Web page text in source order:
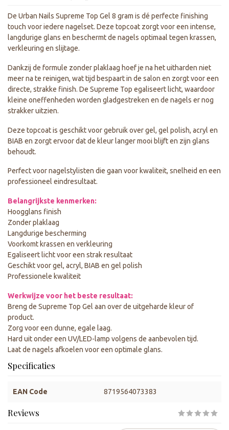
De Urban Nails Supreme Top Gel 8 gram is dé perfecte finishing
touch voor iedere nagelset. Deze topcoat zorgt voor een intense,
langdurige glans en beschermt de nagels optimaal tegen krassen,
verkleuring en slijtage.
Dankzij de formule zonder plaklaag hoef je na het uitharden niet
meer na te reinigen, wat tijd bespaart in de salon en zorgt voor een
directe, strakke finish. De Supreme Top egaliseert licht, waardoor
kleine oneffenheden worden gladgestreken en de nagels er nog
strakker uitzien.
Deze topcoat is geschikt voor gebruik over gel, gel polish, acryl en
BIAB en zorgt ervoor dat de kleur langer mooi blijft en zijn glans
behoudt.
Perfect voor nagelstylisten die gaan voor kwaliteit, snelheid en een
professioneel eindresultaat.
Belangrijkste kenmerken:
Hoogglans finish
Zonder plaklaag
Langdurige bescherming
Voorkomt krassen en verkleuring
Egaliseert licht voor een strak resultaat
Geschikt voor gel, acryl, BIAB en gel polish
Professionele kwaliteit
Werkwijze voor het beste resultaat:
Breng de Supreme Top Gel aan over de uitgeharde kleur of
product.
Zorg voor een dunne, egale laag.
Hard uit onder een UV/LED-lamp volgens de aanbevolen tijd.
Laat de nagels afkoelen voor een optimale glans.
Specificaties
EAN Code 8719564073383
Reviews